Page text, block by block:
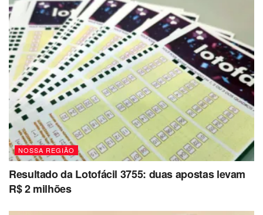
NOSSA REGIÃO
Resultado da Lotofácil 3755: duas apostas levam
R$ 2 milhões